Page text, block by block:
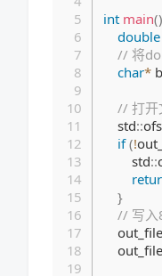
int main()
double
// 将
char*
// 打开
    std
::
if (!
        std
::
}
// 写入
    out_file
    out_file